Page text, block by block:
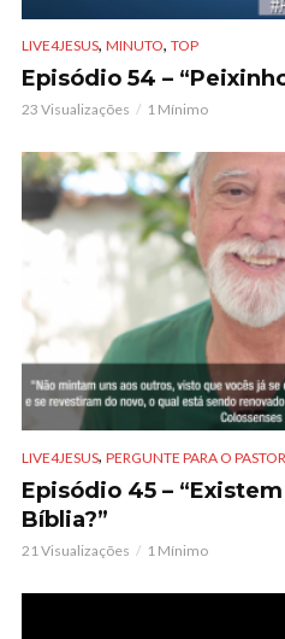
LIVE4JESUS, MINUTO, TOP
Episódio 54 –
23 Visualizações 1 Mínimo
LIVE4JESUS, PERGUNTE PARA O PASTOR
Episódio 45 –
Bíblia?”
21 Visualizações 1 Mínimo